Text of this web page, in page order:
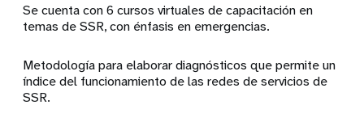
Se cuenta con 6 cursos virtuales de capacitación en
temas de SSR, con énfasis en emergencias.
Metodología para elaborar diagnósticos que permite un
índice del funcionamiento de las redes de servicios de
SSR.